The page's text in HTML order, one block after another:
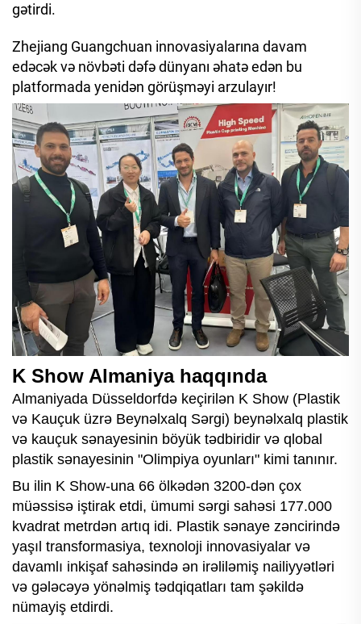
gətirdi.
Zhejiang Guangchuan innovasiyalarına davam
edəcək və növbəti dəfə dünyanı əhatə edən bu
platformada yenidən görüşməyi arzulayır!
K Show Almaniya haqqında
Almaniyada Düsseldorfdə keçirilən K Show (Plastik
və Kauçuk üzrə Beynəlxalq Sərgi) beynəlxalq plastik
və kauçuk sənayesinin böyük tədbiridir və qlobal
plastik sənayesinin "Olimpiya oyunları" kimi tanınır.
Bu ilin K Show-una 66 ölkədən 3200-dən çox
müəssisə iştirak etdi, ümumi sərgi sahəsi 177.000
kvadrat metrdən artıq idi. Plastik sənaye zəncirində
yaşıl transformasiya, texnoloji innovasiyalar və
davamlı inkişaf sahəsində ən irəliləmiş nailiyyətləri
və gələcəyə yönəlmiş tədqiqatları tam şəkildə
nümayiş etdirdi.